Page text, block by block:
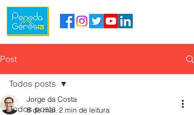
Post
Todos posts
Todos posts
Jorge da Costa
8 de mai. 2 min de leitura